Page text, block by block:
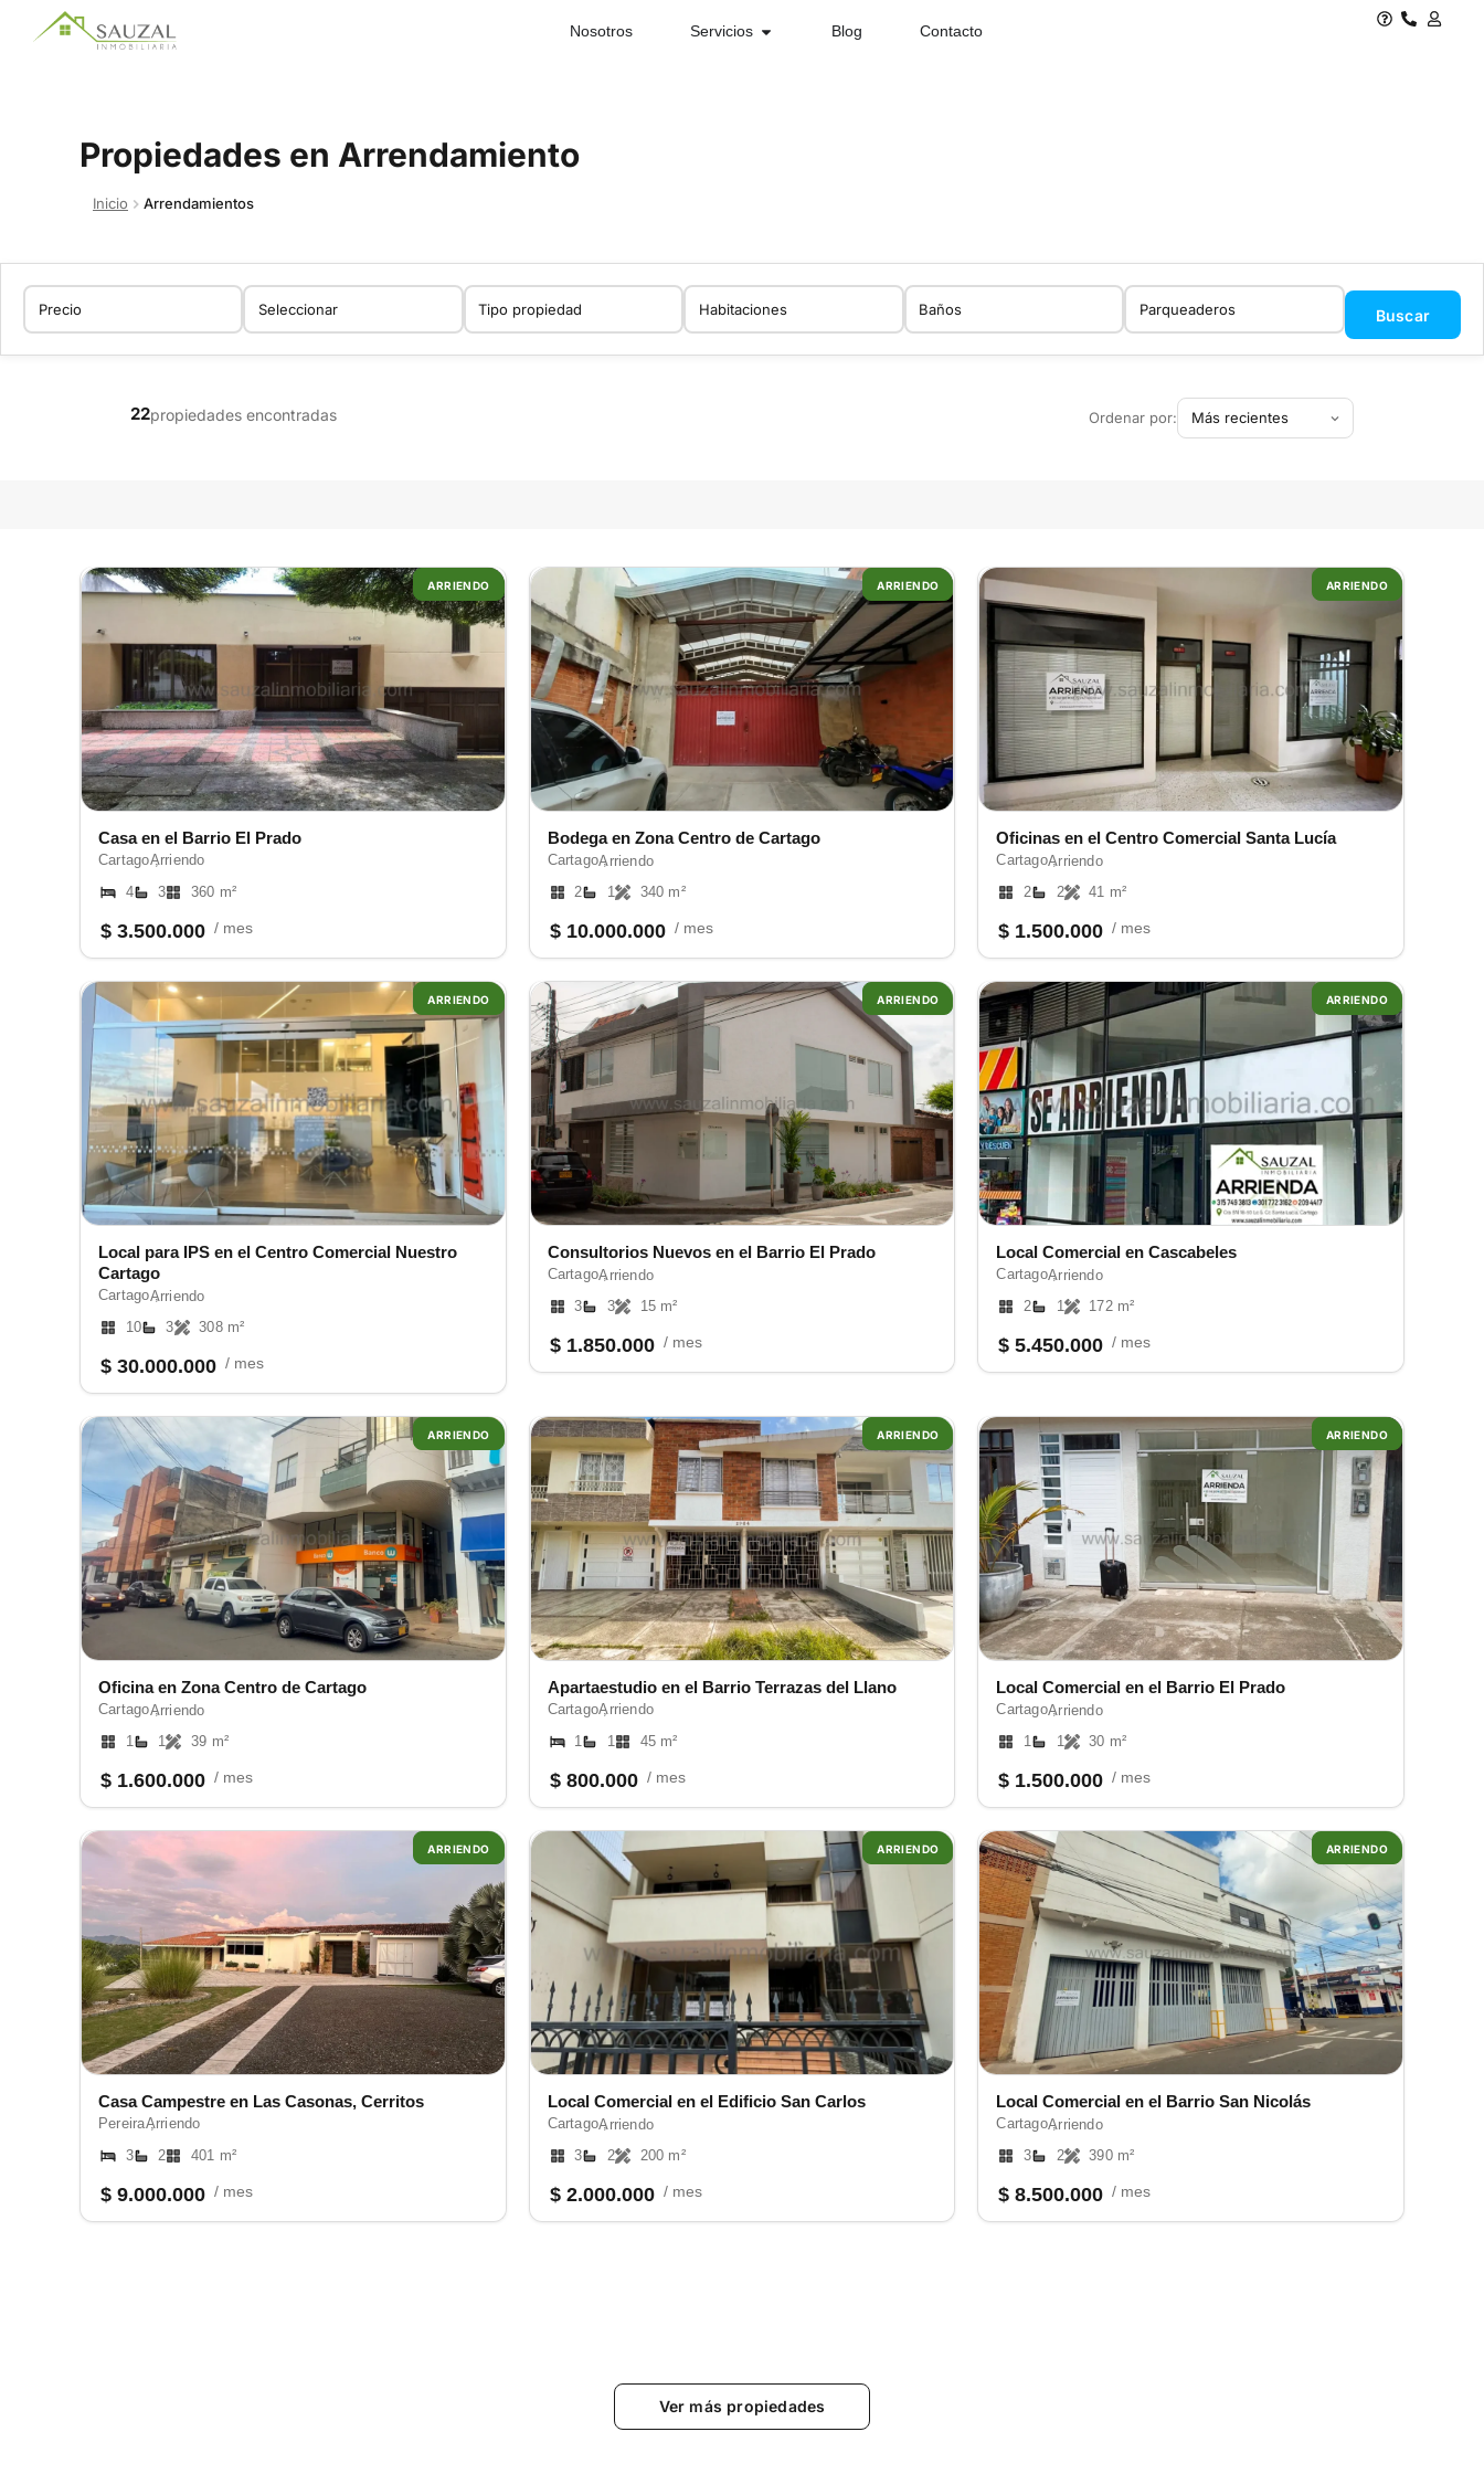
Nosotros Servicios Blog Contacto
Propiedades en Arrendamiento
Inicio Arrendamientos
Buscar
22propiedades encontradas Ordenar por:
ARRIENDO
Casa en el Barrio El Prado
Cartago ,Arriendo
4
3 360 m²
$ 3.500.000 / mes
ARRIENDO
Bodega en Zona Centro de Cartago
Cartago ,Arriendo
2
1 340 m²
$ 10.000.000 / mes
ARRIENDO
Oficinas en el Centro Comercial Santa Lucía
Cartago ,Arriendo
2
2 41 m²
$ 1.500.000 / mes
ARRIENDO
Local para IPS en el Centro Comercial Nuestro
Cartago
Cartago ,Arriendo
10
3 308 m²
$ 30.000.000 / mes
ARRIENDO
Consultorios Nuevos en el Barrio El Prado
Cartago ,Arriendo
3
3 15 m²
$ 1.850.000 / mes
ARRIENDO
Local Comercial en Cascabeles
Cartago ,Arriendo
2
1 172 m²
$ 5.450.000 / mes
ARRIENDO
Oficina en Zona Centro de Cartago
Cartago ,Arriendo
1
1 39 m²
$ 1.600.000 / mes
ARRIENDO
Apartaestudio en el Barrio Terrazas del Llano
Cartago ,Arriendo
1
1 45 m²
$ 800.000 / mes
ARRIENDO
Local Comercial en el Barrio El Prado
Cartago ,Arriendo
1
1 30 m²
$ 1.500.000 / mes
ARRIENDO
Casa Campestre en Las Casonas, Cerritos
Pereira ,Arriendo
3
2 401 m²
$ 9.000.000 / mes
ARRIENDO
Local Comercial en el Edificio San Carlos
Cartago ,Arriendo
3
2 200 m²
$ 2.000.000 / mes
ARRIENDO
Local Comercial en el Barrio San Nicolás
Cartago ,Arriendo
3
2 390 m²
$ 8.500.000 / mes
Ver más propiedades